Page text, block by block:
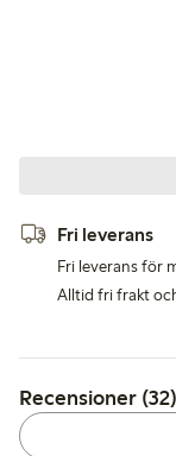
Fri leverans
Fri leverans för
Alltid fri frakt
Recensioner (32)